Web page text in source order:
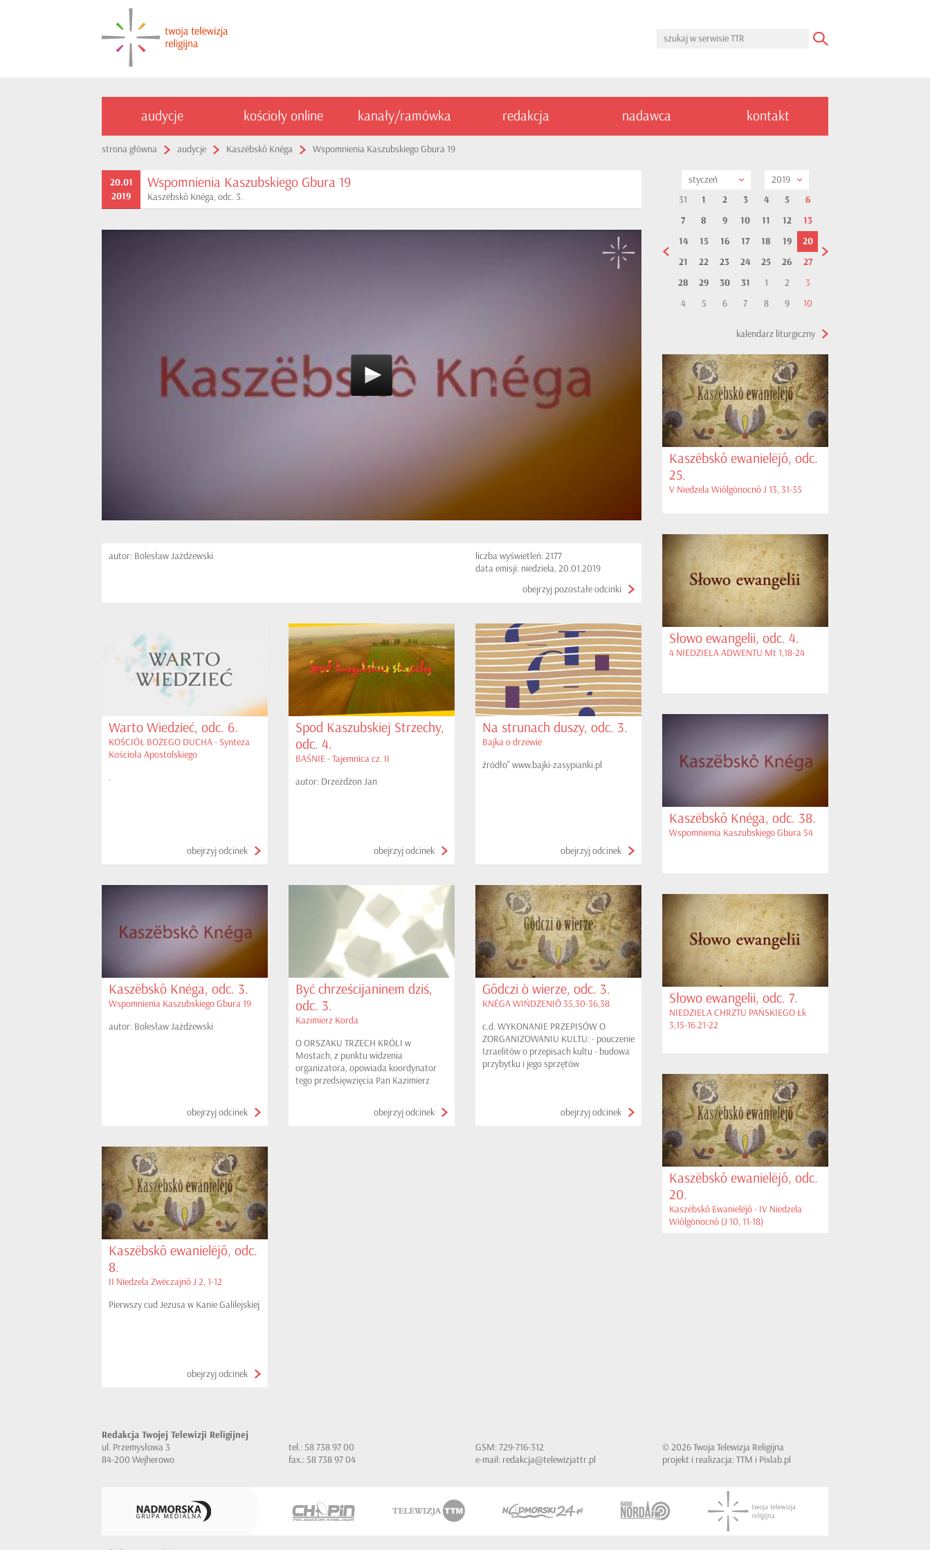
audycje kościoły online kanały/ramówka redakcja nadawca kontakt
strona główna audycje Kaszëbskô Knéga Wspomnienia Kaszubskiego Gbura 19
20.01
2019
Wspomnienia Kaszubskiego Gbura 19
Kaszëbskô Knéga, odc. 3.
autor: Bolesław Jażdżewski
liczba wyświetleń: 2177
data emisji: niedziela, 20.01.2019
obejrzyj pozostałe odcinki
Warto Wiedzieć, odc. 6.
KOŚCIÓŁ BOŻEGO DUCHA - Synteza
Kościoła Apostolskiego
.
obejrzyj odcinek
Spod Kaszubskiej Strzechy,
odc. 4.
BAŚNIE - Tajemnica cz. II
autor: Drzeżdżon Jan
obejrzyj odcinek
Na strunach duszy, odc. 3.
Bajka o drzewie
źródło" www.bajki-zasypianki.pl
obejrzyj odcinek
Kaszëbskô Knéga, odc. 3.
Wspomnienia Kaszubskiego Gbura 19
autor: Bolesław Jażdżewski
obejrzyj odcinek
Być chrześcijaninem dziś,
odc. 3.
Kazimierz Korda
O ORSZAKU TRZECH KRÓLI w
Mostach, z punktu widzenia
organizatora, opowiada koordynator
tego przedsięwzięcia Pan Kazimierz
obejrzyj odcinek
Gôdczi ò wierze, odc. 3.
KNÉGA WIŃDZENIÕ 35,30-36,38
c.d. WYKONANIE PRZEPISÓW O
ZORGANIZOWANIU KULTU: - pouczenie
Izraelitów o przepisach kultu - budowa
przybytku i jego sprzętów
obejrzyj odcinek
Kaszëbskô ewanielëjô, odc.
8.
II Niedzela Zwëczajnô J 2, 1-12
Pierwszy cud Jezusa w Kanie Galilejskiej
obejrzyj odcinek
styczeń
2019
31
1 2 3 4 5
6
7
8 9 10 11 12
13
14
15 16 17 18 19
20
21
22 23 24 25 26
27
28
29 30 31 1 2
3
4
5 6 7 8 9 10
kalendarz liturgiczny
Kaszëbskô ewanielëjô, odc.
25.
V Niedzela Wiôlgònocnô J 13, 31-35
Słowo ewangelii, odc. 4.
4 NIEDZIELA ADWENTU Mt 1,18-24
Kaszëbskô Knéga, odc. 38.
Wspomnienia Kaszubskiego Gbura 54
Słowo ewangelii, odc. 7.
NIEDZIELA CHRZTU PAŃSKIEGO Łk
3,15-16.21-22
Kaszëbskô ewanielëjô, odc.
20.
Kaszëbskô Ewanielëjô - IV Niedzela
Wiôlgònocnô (J 10, 11-18)
Redakcja Twojej Telewizji Religijnej
ul. Przemysłowa 3
84-200 Wejherowo
tel.: 58 738 97 00
fax.: 58 738 97 04
GSM: 729-716-312
e-mail: redakcja@telewizjattr.pl
© 2026 Twoja Telewizja Religijna
projekt i realizacja: TTM i Pixlab.pl